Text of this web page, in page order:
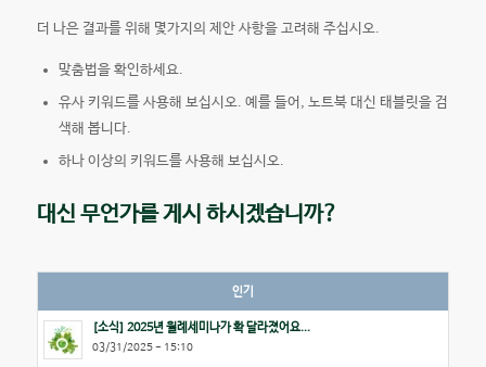
더 나은 결과를 위해 몇가지의 제안 사항을 고려해 주십시오.
맞춤법을 확인하세요.
유사 키워드를 사용해 보십시오. 예를 들어, 노트북 대신 태블릿을 검
색해 봅니다.
하나 이상의 키워드를 사용해 보십시오.
대신 무언가를 게시 하시겠습니까?
인기
[소식] 2025년 월례세미나가 확 달라졌어요...
03/31/2025 - 15:10